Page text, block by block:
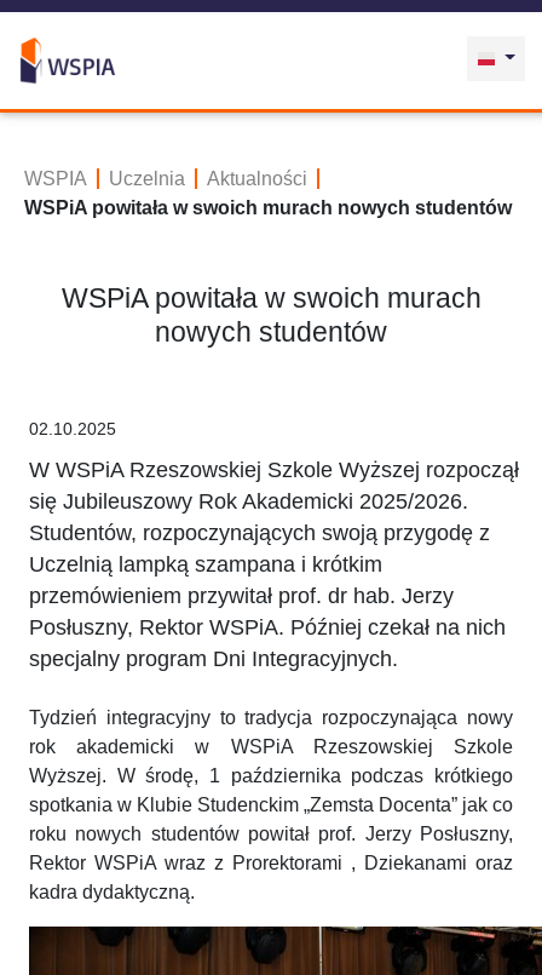
WSPIA Uczelnia
Aktualności
WSPiA powitała w swoich murach nowych studentów
WSPiA powitała w swoich murach
nowych studentów
02.10.2025
W WSPiA Rzeszowskiej Szkole Wyższej rozpoczął
się Jubileuszowy Rok Akademicki 2025/2026.
Studentów, rozpoczynających swoją przygodę z
Uczelnią lampką szampana i krótkim
przemówieniem przywitał prof. dr hab. Jerzy
Posłuszny, Rektor WSPiA. Później czekał na nich
specjalny program Dni Integracyjnych.
Tydzień integracyjny to tradycja rozpoczynająca nowy
rok akademicki w WSPiA Rzeszowskiej Szkole
Wyższej. W środę, 1 października podczas krótkiego
spotkania w Klubie Studenckim „Zemsta Docenta” jak co
roku nowych studentów powitał prof. Jerzy Posłuszny,
Rektor WSPiA wraz z Prorektorami , Dziekanami oraz
kadra dydaktyczną.